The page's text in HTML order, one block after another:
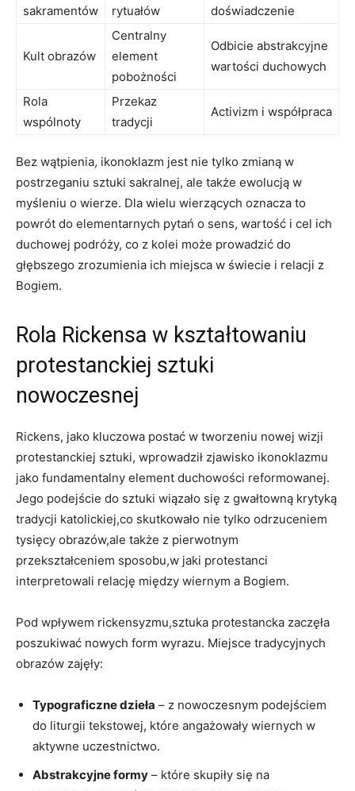
sakramentów
rytuałów
doświadczenie
Kult obrazów
Centralny
element
pobożności
Odbicie abstrakcyjne
wartości duchowych
Rola
wspólnoty
Przekaz
tradycji
Activizm i współpraca
Bez wątpienia, ikonoklazm jest nie tylko zmianą w
postrzeganiu sztuki sakralnej, ale także ewolucją w
myśleniu o wierze. Dla wielu wierzących oznacza to
powrót do elementarnych pytań o sens, wartość i cel ich
duchowej podróży, co z kolei może prowadzić do
głębszego zrozumienia ich miejsca w świecie i relacji z
Bogiem.
Rola Rickensa w kształtowaniu
protestanckiej sztuki
nowoczesnej
Rickens, jako kluczowa postać w tworzeniu nowej wizji
protestanckiej sztuki, wprowadził zjawisko ikonoklazmu
jako fundamentalny element duchowości reformowanej.
Jego podejście do sztuki wiązało się z gwałtowną krytyką
tradycji katolickiej,co skutkowało nie tylko odrzuceniem
tysięcy obrazów,ale także z pierwotnym
przekształceniem sposobu,w jaki protestanci
interpretowali relację między wiernym a Bogiem.
Pod wpływem rickensyzmu,sztuka protestancka zaczęła
poszukiwać nowych form wyrazu. Miejsce tradycyjnych
obrazów zajęły:
Typograficzne dzieła – z nowoczesnym podejściem
do liturgii tekstowej, które angażowały wiernych w
aktywne uczestnictwo.
Abstrakcyjne formy – które skupiły się na